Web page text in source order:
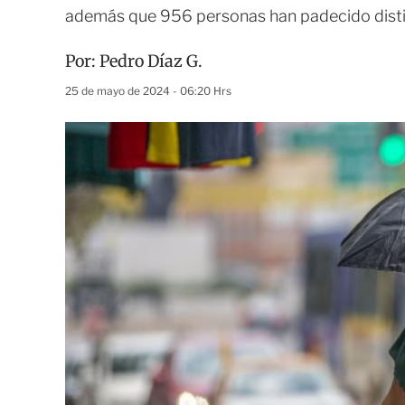
además que 956 personas han padecido
Por: Pedro Díaz G.
25 de mayo de 2024 - 06:20 Hrs